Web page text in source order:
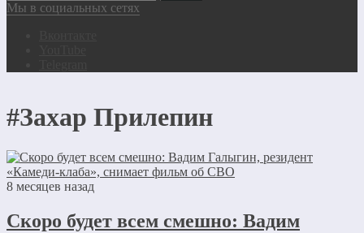
Мы в социальных сетях
#Захар Прилепин
8 месяцев назад
Скоро будет всем смешно: Вадим